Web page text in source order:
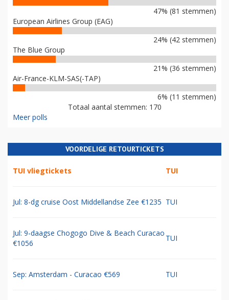
47% (81 stemmen)
European Airlines Group (EAG)
24% (42 stemmen)
The Blue Group
21% (36 stemmen)
Air-France-KLM-SAS(-TAP)
6% (11 stemmen)
Totaal aantal stemmen: 170
Meer polls
VOORDELIGE RETOURTICKETS
TUI vliegtickets TUI
Jul: 8-dg cruise Oost Middellandse Zee €1235 TUI
Jul: 9-daagse Chogogo Dive & Beach Curacao
€1056
TUI
Sep: Amsterdam - Curacao €569 TUI